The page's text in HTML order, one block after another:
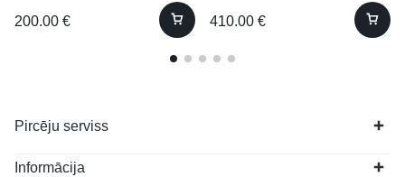
200.00 € 410.00 €
Pircēju serviss
Informācija